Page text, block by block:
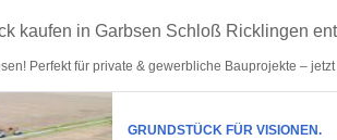
kaufen in Garbsen Schloß Ricklingen
Perfekt für private & gewerbliche Bauprojekte –
GRUNDSTÜCK FÜR VISIONEN.